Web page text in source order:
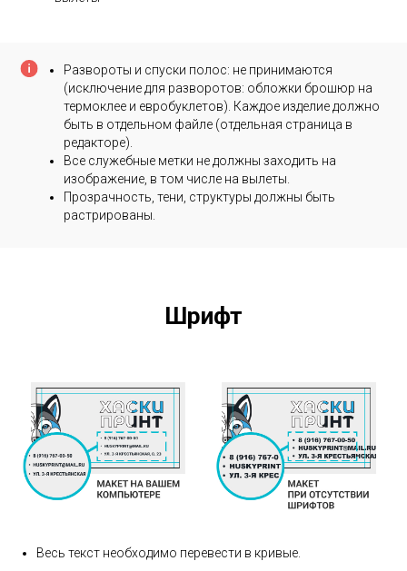
Развороты и спуски полос: не принимаются
(исключение для разворотов: обложки брошюр на
термоклее и евробуклетов). Каждое изделие должно
быть в отдельном файле (отдельная страница в
редакторе).
Все служебные метки не должны заходить на
изображение, в том числе на вылеты.
Прозрачность, тени, структуры должны быть
растрированы.
Шрифт
Весь текст необходимо перевести в кривые.